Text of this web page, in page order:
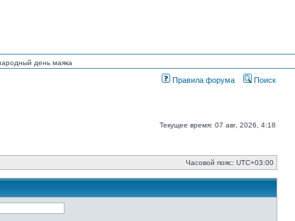
день маяка
Правила форума Поиск
Текущее время: 07 авг, 2026, 4:18
Часовой пояс: UTC+03:00